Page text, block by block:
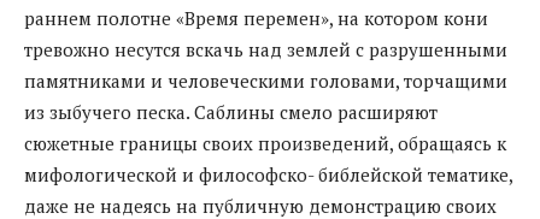
раннем полотне «Время перемен», на котором кони
тревожно несутся вскачь над землей с разрушенными
памятниками и человеческими головами, торчащими
из зыбучего песка. Саблины смело расширяют
сюжетные границы своих произведений, обращаясь к
мифологической и философско- библейской тематике,
даже не надеясь на публичную демонстрацию своих